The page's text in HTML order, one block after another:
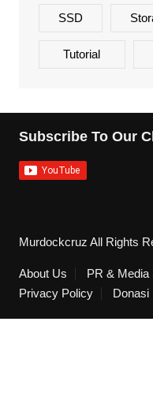
SSD
Tutorial
Subscribe To Our
Murdockcruz All Rights
About Us PR & Media
Privacy Policy
Donasi